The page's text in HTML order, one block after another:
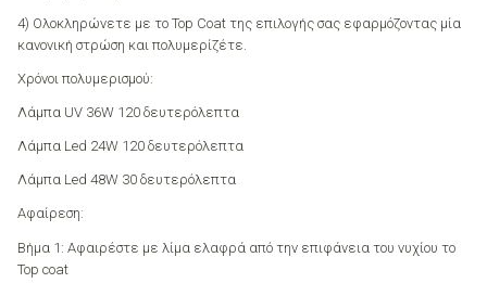
4) Ολοκληρώνετε με το Top Coat της επιλογής σας εφαρμόζοντας μία
κανονική στρώση και πολυμερίζέτε.
Χρόνοι πολυμερισμού:
Λάμπα UV 36W 120 δευτερόλεπτα
Λάμπα Led 24W 120 δευτερόλεπτα
Λάμπα Led 48W 30 δευτερόλεπτα
Αφαίρεση:
Βήμα 1: Αφαιρέστε με λίμα ελαφρά από την επιφάνεια του νυχίου το
Top coat